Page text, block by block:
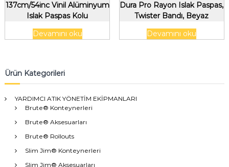
137cm/54inc Vinil Alüminyum
Islak Paspas Kolu
Devamını oku
Dura Pro Rayon Islak Paspas,
Twister Bandı, Beyaz
Devamını oku
Ürün Kategorileri
YARDIMCI ATIK YÖNETİM EKİPMANLARI
Brute® Konteynerleri
Brute® Aksesuarları
Brute® Rollouts
Slim Jim® Konteynerleri
Slim Jim® Aksesuarları